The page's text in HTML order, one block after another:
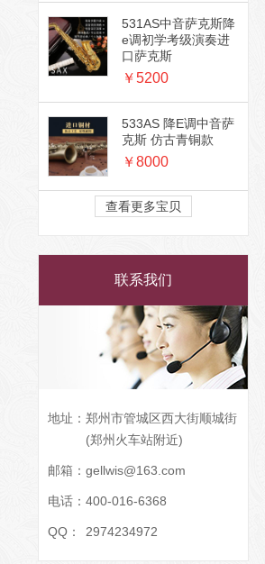
531AS中音萨克斯降
e调初学考级演奏进
口萨克斯
￥5200
533AS 降E调中音萨
克斯 仿古青铜款
￥8000
查看更多宝贝
联系我们
地址： 郑州市管城区西大街顺城街
(郑州火车站附近)
邮箱： gellwis@163.com
电话： 400-016-6368
QQ： 2974234972